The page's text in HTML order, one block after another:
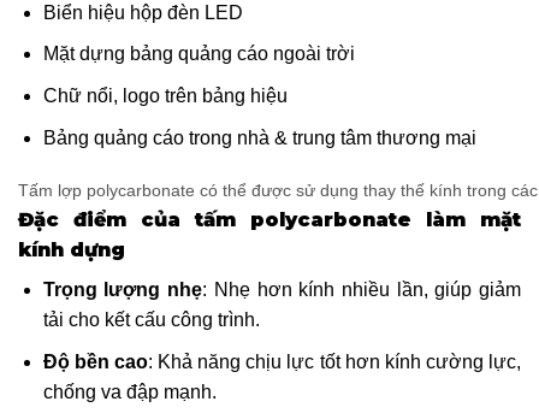
Biển hiệu hộp đèn LED
Mặt dựng bảng quảng cáo ngoài trời
Chữ nổi, logo trên bảng hiệu
Bảng quảng cáo trong nhà & trung tâm thương mại
Tấm lợp polycarbonate có thể được sử dụng thay thế kính trong
Đặc điểm của tấm polycarbonate làm mặt
kính dựng
Trọng lượng nhẹ: Nhẹ hơn kính nhiều lần, giúp giảm
tải cho kết cấu công trình.
Độ bền cao: Khả năng chịu lực tốt hơn kính cường lực,
chống va đập mạnh.